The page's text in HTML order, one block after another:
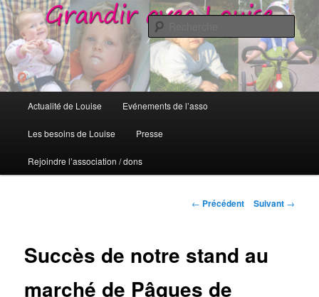
Grandir avec Louise
Grandir avec Louise
principal
Aller
au
contenu
Actualité de Louise Evénements de l’asso
Les besoins de Louise Presse
Rejoindre l’association / dons
Navigation
← Précédent Suivant →
Succès de notre stand au
marché de Pâques de